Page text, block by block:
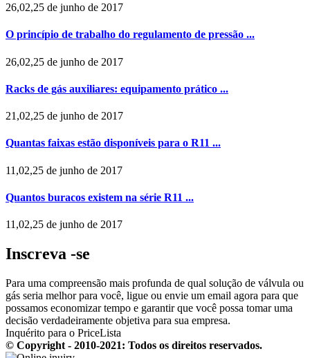
26,02,25 de junho de 2017
O princípio de trabalho do regulamento de pressão ...
26,02,25 de junho de 2017
Racks de gás auxiliares: equipamento prático ...
21,02,25 de junho de 2017
Quantas faixas estão disponíveis para o R11 ...
11,02,25 de junho de 2017
Quantos buracos existem na série R11 ...
11,02,25 de junho de 2017
Inscreva -se
Para uma compreensão mais profunda de qual solução de válvula ou
gás seria melhor para você, ligue ou envie um email agora para que
possamos economizar tempo e garantir que você possa tomar uma
decisão verdadeiramente objetiva para sua empresa.
Inquérito para o PriceLista
© Copyright - 2010-2021: Todos os direitos reservados.